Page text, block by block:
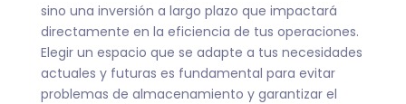
sino una inversión a largo plazo que impactará
directamente en la eficiencia de tus operaciones.
Elegir un espacio que se adapte a tus necesidades
actuales y futuras es fundamental para evitar
problemas de almacenamiento y garantizar el